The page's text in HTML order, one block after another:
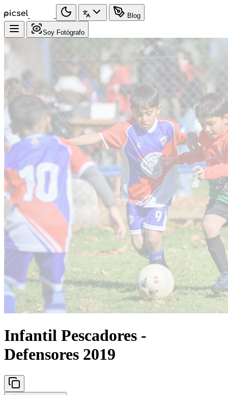
Blog
Soy Fotógrafo
Infantil Pescadores -
Defensores 2019